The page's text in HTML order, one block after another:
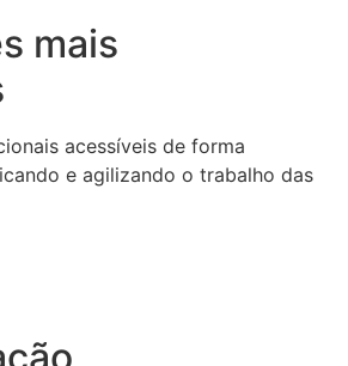
mais
acessíveis de forma
e agilizando o trabalho das